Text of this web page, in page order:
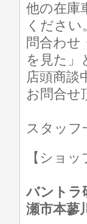
他の在庫
ください
問合わせ
を見た」
店頭商談
お問合せ
スタッフ
【ショ
バントラ
瀬市本蓼